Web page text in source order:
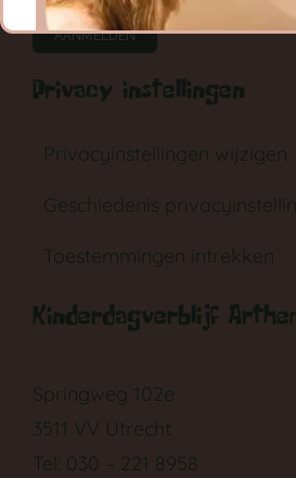
AANMELDEN
Privacy instellingen
Privacyinstellingen wijzigen
Geschiedenis
Toestemmingen intrekken
Kinderdagverblijf
Springweg 102e
3511 VV Utrecht
Tel: 030 – 221 8958
GA NAAR DE